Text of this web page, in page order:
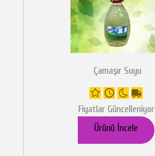
Çamaşır Suyu
Fiyatlar Güncelleniyor
Ürünü İncele